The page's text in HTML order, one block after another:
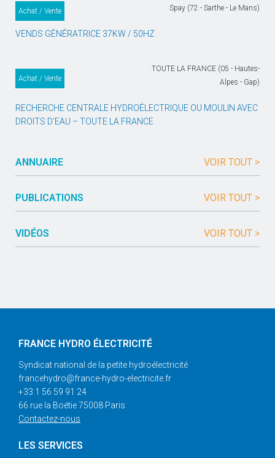
Achat / Vente Spay (72 - Sarthe - Le Mans)
VENDS GÉNÉRATRICE 37KW / 50HZ
Achat / Vente
TOUTE LA FRANCE (05 - Hautes-
Alpes - Gap)
RECHERCHE CENTRALE HYDROÉLECTRIQUE OU MOULIN AVEC
DROITS D’EAU – TOUTE LA FRANCE
ANNUAIRE VOIR TOUT >
PUBLICATIONS VOIR TOUT >
VIDÉOS VOIR TOUT >
FRANCE HYDRO ÉLECTRICITÉ
Syndicat national de la petite hydroélectricité
francehydro@france-hydro-electricite.fr
+33 1 56 59 91 24
66 rue la Boétie 75008 Paris
Contactez-nous
LES SERVICES